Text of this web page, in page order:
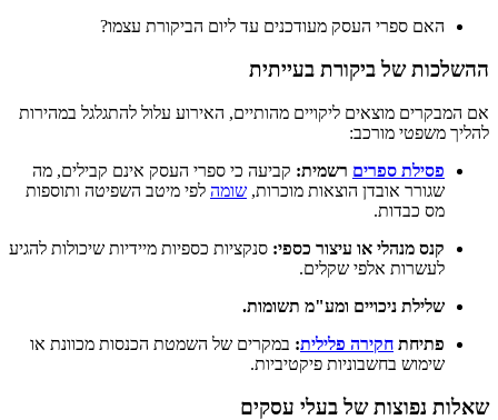
האם ספרי העסק מעודכנים עד ליום הביקורת עצמו?
ההשלכות של ביקורת בעייתית
אם המבקרים מוצאים ליקויים מהותיים, האירוע עלול להתגלגל במהירות
להליך משפטי מורכב:
פסילת ספרים רשמית: קביעה כי ספרי העסק אינם קבילים, מה
שגורר אובדן הוצאות מוכרות, שומה לפי מיטב השפיטה ותוספות
מס כבדות.
קנס מנהלי או עיצור כספי: סנקציות כספיות מיידיות שיכולות להגיע
לעשרות אלפי שקלים.
שלילת ניכויים ומע"מ תשומות.
פתיחת חקירה פלילית: במקרים של השמטת הכנסות מכוונת או
שימוש בחשבוניות פיקטיביות.
שאלות נפוצות של בעלי עסקים